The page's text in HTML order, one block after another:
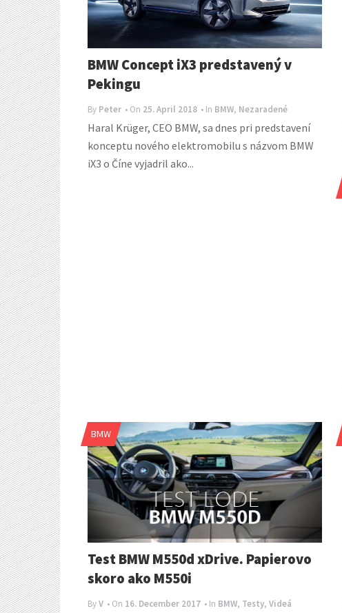
BMW Concept iX3 predstavený v
Pekingu
By Peter • On 25. April 2018 • In BMW, Nezaradené
Haral Krüger, CEO BMW, sa dnes pri predstavení
konceptu nového elektromobilu s názvom BMW
iX3 o Číne vyjadril ako...
BMW
Test BMW M550d xDrive. Papierovo
skoro ako M550i
ByV • On 16. December 2017 • In BMW, Testy, Videá